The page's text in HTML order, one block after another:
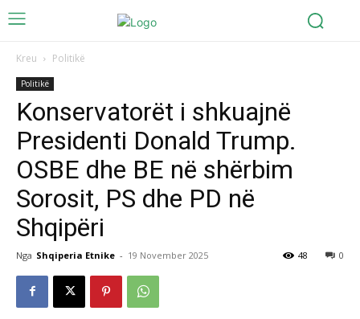
Kreu Politikë
Politikë
Konservatorët i shkuajnë
Presidenti Donald Trump.
OSBE dhe BE në shërbim
Sorosit, PS dhe PD në
Shqipëri
Nga Shqiperia Etnike - 19 November 2025 0
48